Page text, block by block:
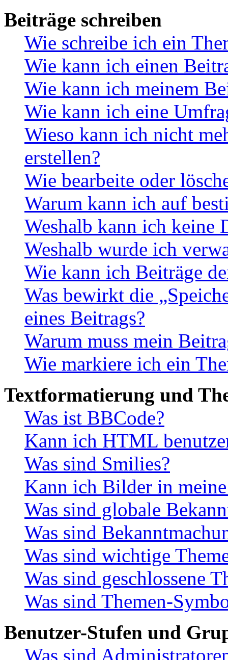
Beiträge schreiben
Wie schreibe ich ein
Wie kann ich einen
Wie kann ich meinem
Wie kann ich eine
Wieso kann ich nicht
erstellen?
Wie bearbeite oder
Warum kann ich auf
Weshalb kann ich keine
Weshalb wurde ich
Wie kann ich Beiträge
Was bewirkt die
eines Beitrags?
Warum muss mein
Wie markiere ich ein
Textformatierung und
Was ist BBCode?
Kann ich HTML
Was sind Smilies?
Kann ich Bilder in
Was sind globale
Was sind
Was sind wichtige
Was sind geschlossene
Was sind Themen-
Benutzer-Stufen und
Was sind